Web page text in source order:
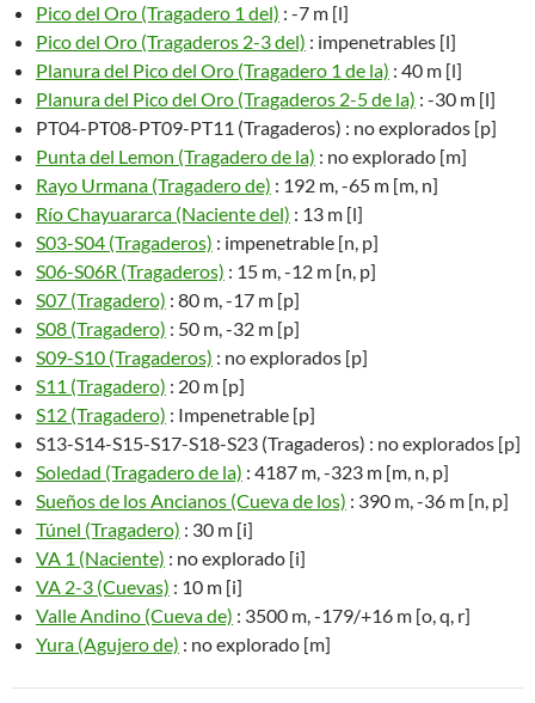
Pico del Oro (Tragadero 1 del) : -7 m [l]
Pico del Oro (Tragaderos 2-3 del) : impenetrables [l]
Planura del Pico del Oro (Tragadero 1 de la) : 40 m [l]
Planura del Pico del Oro (Tragaderos 2-5 de la) : -30 m [l]
PT04-PT08-PT09-PT11 (Tragaderos) : no explorados [p]
Punta del Lemon (Tragadero de la) : no explorado [m]
Rayo Urmana (Tragadero de) : 192 m, -65 m [m, n]
Río Chayuararca (Naciente del) : 13 m [l]
S03-S04 (Tragaderos) : impenetrable [n, p]
S06-S06R (Tragaderos) : 15 m, -12 m [n, p]
S07 (Tragadero) : 80 m, -17 m [p]
S08 (Tragadero) : 50 m, -32 m [p]
S09-S10 (Tragaderos) : no explorados [p]
S11 (Tragadero) : 20 m [p]
S12 (Tragadero) : Impenetrable [p]
S13-S14-S15-S17-S18-S23 (Tragaderos) : no explorados [p]
Soledad (Tragadero de la) : 4187 m, -323 m [m, n, p]
Sueños de los Ancianos (Cueva de los) : 390 m, -36 m [n, p]
Túnel (Tragadero) : 30 m [i]
VA 1 (Naciente) : no explorado [i]
VA 2-3 (Cuevas) : 10 m [i]
Valle Andino (Cueva de) : 3500 m, -179/+16 m [o, q, r]
Yura (Agujero de) : no explorado [m]